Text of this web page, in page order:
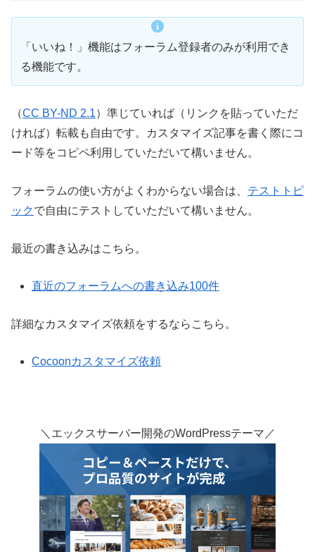
「いいね！」機能はフォーラム登録者のみが利用でき
る機能です。
（CC BY-ND 2.1）準じていれば（リンクを貼っていただ
ければ）転載も自由です。カスタマイズ記事を書く際にコ
ード等をコピペ利用していただいて構いません。
フォーラムの使い方がよくわからない場合は、 テストトピ
ックで自由にテストしていただいて構いません。
最近の書き込みはこちら。
直近のフォーラムへの書き込み100件
詳細なカスタマイズ依頼をするならこちら。
Cocoonカスタマイズ依頼
＼エックスサーバー開発のWordPressテーマ／